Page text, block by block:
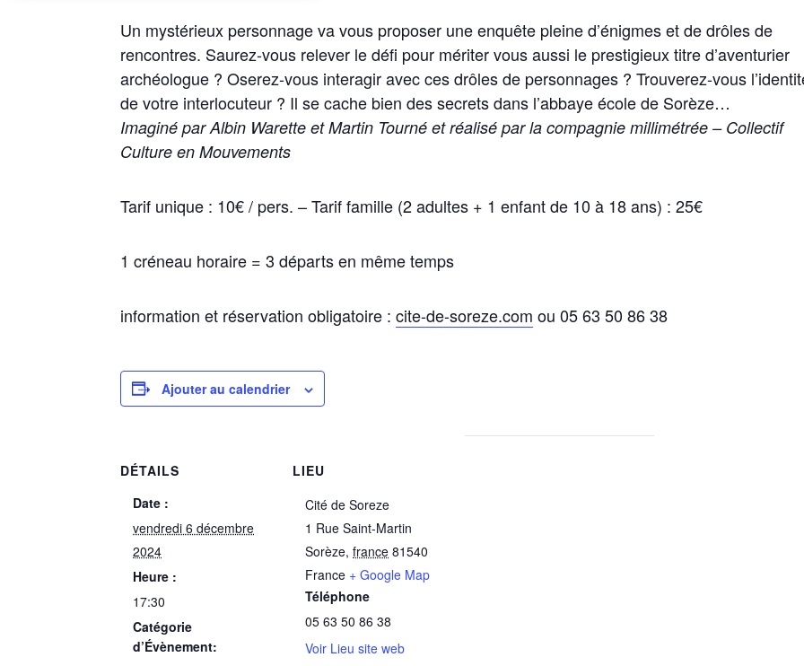
Un mystérieux personnage va vous proposer une enquête pleine d’énigmes et de drôles de
rencontres. Saurez-vous relever le défi pour mériter vous aussi le prestigieux titre d’aventurier
archéologue ? Oserez-vous interagir avec ces drôles de personnages ? Trouverez-vous
de votre interlocuteur ? Il se cache bien des secrets dans l’abbaye école de Sorèze…
Imaginé par Albin Warette et Martin Tourné et réalisé par la compagnie millimétrée – Collectif
Culture en Mouvements
Tarif unique : 10€ / pers. – Tarif famille (2 adultes + 1 enfant de 10 à 18 ans) : 25€
1 créneau horaire = 3 départs en même temps
information et réservation obligatoire :cite-de-soreze.com ou 05 63 50 86 38
Ajouter au calendrier
DÉTAILS
Date :
vendredi 6 décembre
2024
Heure :
17:30
Catégorie
d’Évènement:
LIEU
Cité de Soreze
1 Rue Saint-Martin
Sorèze, france 81540
France + Google Map
Téléphone
05 63 50 86 38
Voir Lieu site web